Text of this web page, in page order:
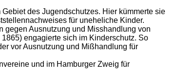
Gebiet des Jugendschutzes. Hier kümmerte sie
für uneheliche Kinder.
gegen Ausnutzung und Misshandlung von
engagierte sich im Kinderschutz. So
vor Ausnutzung und Mißhandlung für
und im Hamburger Zweig für